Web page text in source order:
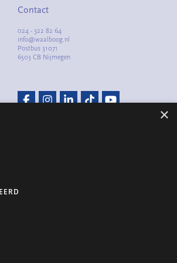
Contact
024 - 322 82 64
info@waalboog.nl
Postbus 31071
6503 CB Nijmegen
×